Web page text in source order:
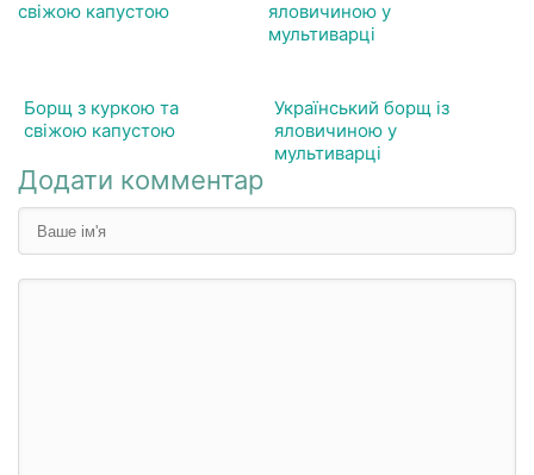
Борщ з куркою та
свіжою капустою
Український борщ із
яловичиною у
мультиварці
Додати комментар